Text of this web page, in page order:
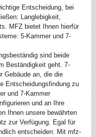
Entscheidung, bei
Langlebigkeit,
MFZ bietet Ihnen hierfür
5-Kammer und 7-
sind beide
Beständigkeit geht. 7-
Gebäude an, die die
Entscheidungsfindung zu
und 7-Kammer
und an Ihre
Ihnen unsere bewährten
zur Verfügung. Egal für
entscheiden: Mit mfz-